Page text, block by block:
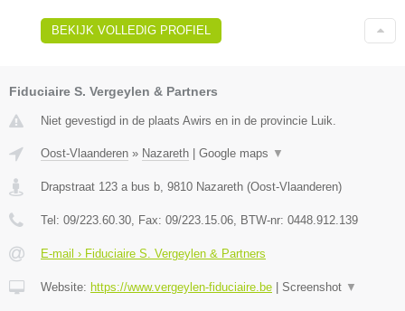
BEKIJK VOLLEDIG PROFIEL
Fiduciaire S. Vergeylen & Partners
Niet gevestigd in de plaats Awirs en in de provincie Luik.
Oost-Vlaanderen » Nazareth Google maps ▼
Drapstraat 123 a bus b 9810 Nazareth (Oost-Vlaanderen)
Tel: 09/223.60.30 , Fax: 09/223.15.06 , BTW-nr: 0448.912.139
E-mail › Fiduciaire S. Vergeylen & Partners
Website: https://www.vergeylen-fiduciaire.be Screenshot ▼